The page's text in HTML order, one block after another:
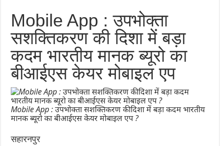
Mobile App : उपभोक्ता
सशक्तिकरण की दिशा में बड़ा
कदम भारतीय मानक ब्यूरो का
बीआईएस केयर मोबाइल एप
Mobile App : उपभोक्ता सशक्तिकरण की दिशा में बड़ा कदम भारतीय
मानक ब्यूरो का बीआईएस केयर मोबाइल एप ?
सहारनपुर